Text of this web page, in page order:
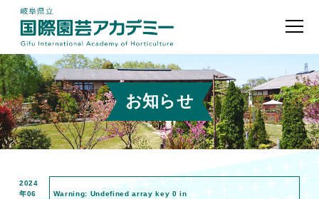
お知らせ
2024
年06
Warning: Undefined array key 0 in